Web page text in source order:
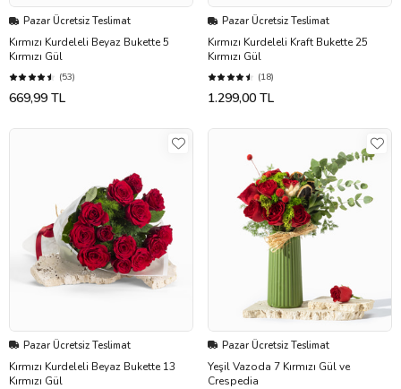
Pazar Ücretsiz Teslimat
Kırmızı Kurdeleli Beyaz Bukette 5
Kırmızı Gül
(53)
669,99 TL
Pazar Ücretsiz Teslimat
Kırmızı Kurdeleli Kraft Bukette 25
Kırmızı Gül
(18)
1.299,00 TL
Pazar Ücretsiz Teslimat
Kırmızı Kurdeleli Beyaz Bukette 13
Kırmızı Gül
Pazar Ücretsiz Teslimat
Yeşil Vazoda 7 Kırmızı Gül ve
Crespedia